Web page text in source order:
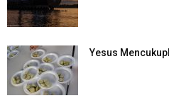
Yesus